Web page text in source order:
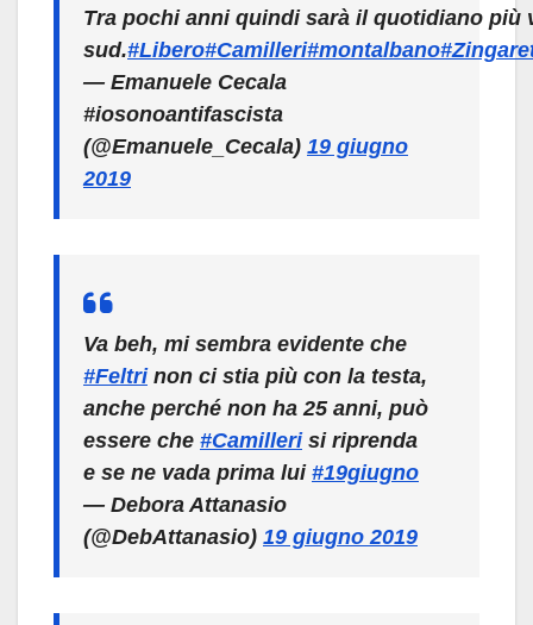
Tra pochi anni quindi sarà il quotidiano più
sud.#Libero#Camilleri#montalbano
— Emanuele Cecala
#iosonoantifascista
(@Emanuele_Cecala) 19 giugno
2019
Va beh, mi sembra evidente che
#Feltrinon ci stia più con la testa,
anche perché non ha 25 anni, può
essere che #Camillerisi riprenda
e se ne vada prima lui #19giugno
— Debora Attanasio
(@DebAttanasio) 19 giugno 2019